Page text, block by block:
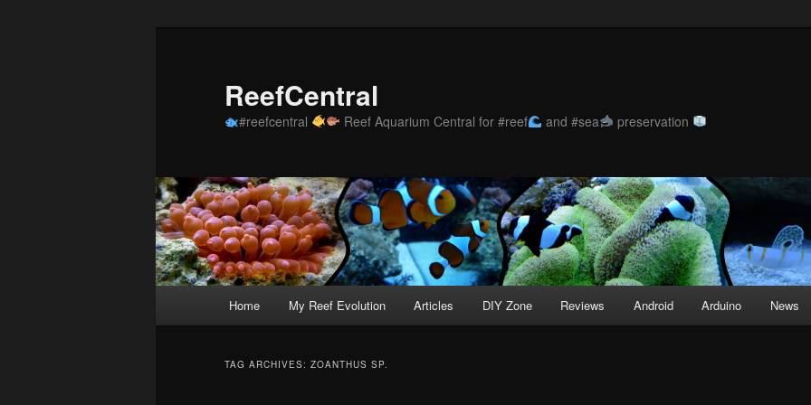
ReefCentral
#reefcentral Reef Aquarium Central for #reef and #sea preservation
Home My Reef Evolution Articles DIY Zone Reviews Android Arduino News
TAG ARCHIVES: ZOANTHUS SP.